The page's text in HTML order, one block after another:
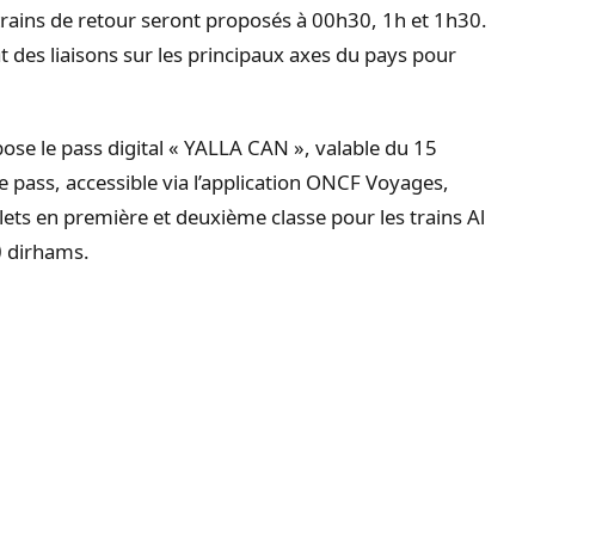
de retour seront proposés à 00h30, 1h et 1h30.
liaisons sur les principaux axes du pays pour
le pass digital « YALLA CAN », valable du 15
accessible via l’application ONCF Voyages,
en première et deuxième classe pour les trains Al
dirhams.